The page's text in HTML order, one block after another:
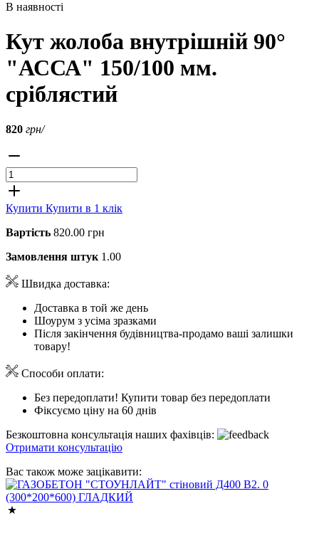
В наявності
Кут жолоба внутрішній 90°
"АССА" 150/100 мм.
сріблястий
820 грн/
Купити Купити в 1 клік
Вартість 820.00 грн
Замовлення штук 1.00
Швидка доставка:
Доставка в той же день
Шоурум з усіма зразками
Після закінчення будівництва-продамо ваші залишки
товару!
Способи оплати:
Без передоплати! Купити товар без передоплати
Фіксуємо ціну на 60 днів
Безкоштовна консультація наших фахівців:
Отримати консультацію
Вас також може зацікавити: